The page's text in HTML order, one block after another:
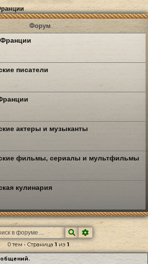
Форум
писатели
актеры и музыканты
фильмы, сериалы и мультфильмы
кулинария
ПоискРасширенный
0 тем • Страница 1из1